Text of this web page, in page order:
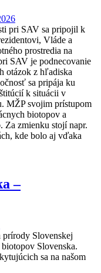
pri SAV sa pripojil k
Vláde a
prostredia na
SAV je podnecovanie
otázok z hľadiska
sa pripája ku
k situácii v
MŽP svojim prístupom
biotopov a
Za zmienku stojí napr.
kde bolo aj vďaka
–
prírody Slovenskej
Slovenska.
sa na našom